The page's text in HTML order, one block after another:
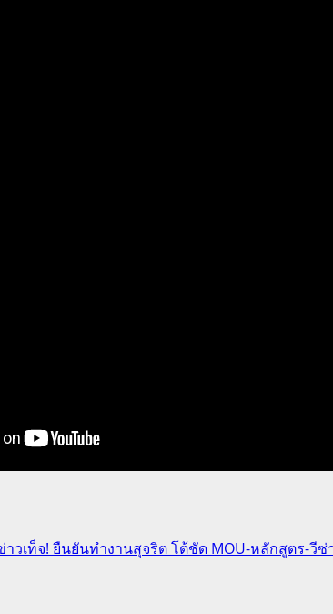
วเท็จ! ยืนยันทำงานสุจริต โต้ชัด MOU-หลักสูตร-